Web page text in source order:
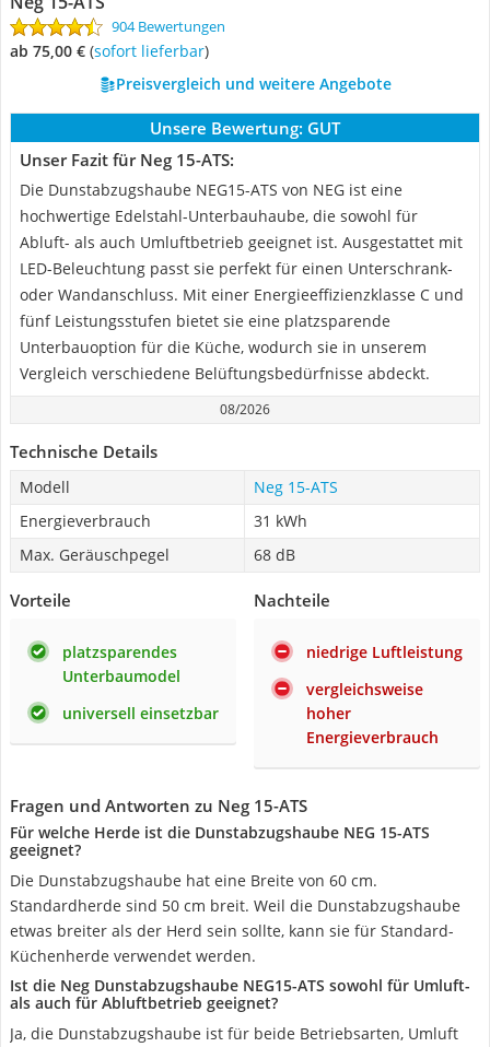
904 Bewertungen
ab 75,00 € ( Sofort lieferbar)
Preisvergleich und weitere Angebote
Unsere Bewertung: GUT
Unser Fazit für Neg 15-ATS:
Die Dunstabzugshaube NEG15-ATS von NEG ist eine
hochwertige Edelstahl-Unterbauhaube, die sowohl für
Abluft- als auch Umluftbetrieb geeignet ist. Ausgestattet mit
LED-Beleuchtung passt sie perfekt für einen Unterschrank-
oder Wandanschluss. Mit einer Energieeffizienzklasse C und
fünf Leistungsstufen bietet sie eine platzsparende
Unterbauoption für die Küche, wodurch sie in unserem
Vergleich verschiedene Belüftungsbedürfnisse abdeckt.
08/2026
Technische Details
Modell
Neg 15-ATS
Energieverbrauch
31 kWh
Max. Geräuschpegel
68 dB
Vorteile
platzsparendes
Unterbaumodel
universell einsetzbar
Nachteile
niedrige Luftleistung
vergleichsweise
hoher
Energieverbrauch
Fragen und Antworten zu Neg 15-ATS
Für welche Herde ist die Dunstabzugshaube NEG 15-ATS
geeignet?
Die Dunstabzugshaube hat eine Breite von 60 cm.
Standardherde sind 50 cm breit. Weil die Dunstabzugshaube
etwas breiter als der Herd sein sollte, kann sie für Standard-
Küchenherde verwendet werden.
Ist die Neg Dunstabzugshaube NEG15-ATS sowohl für Umluft-
als auch für Abluftbetrieb geeignet?
Ja, die Dunstabzugshaube ist für beide Betriebsarten, Umluft